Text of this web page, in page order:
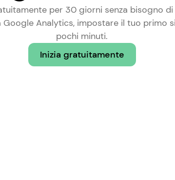
per 30 giorni senza bisogno
Analytics, impostare il tuo primo
pochi minuti.
Inizia gratuitamente